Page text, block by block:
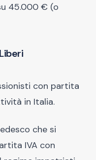
45.000 € (o
con partita
in Italia.
che si
IVA con